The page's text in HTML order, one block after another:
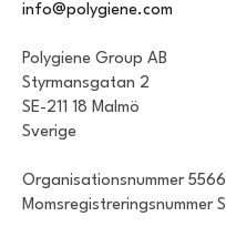
info@polygiene.com
Polygiene Group AB
Styrmansgatan 2
SE-211 18 Malmö
Sverige
Organisationsnummer
Momsregistreringsnummer